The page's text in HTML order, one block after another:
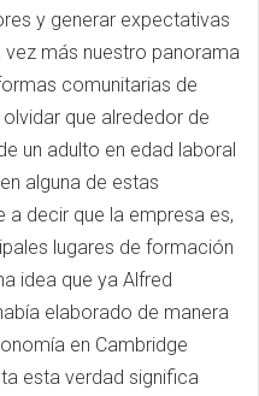
y generar expectativas
más nuestro panorama
comunitarias de
que alrededor de
un adulto en edad laboral
alguna de estas
a decir que la empresa es,
lugares de formación
idea que ya Alfred
elaborado de manera
en Cambridge
esta verdad significa